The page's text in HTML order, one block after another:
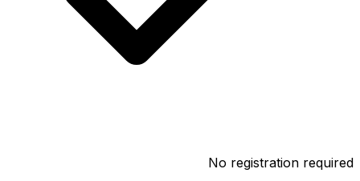
No registration required